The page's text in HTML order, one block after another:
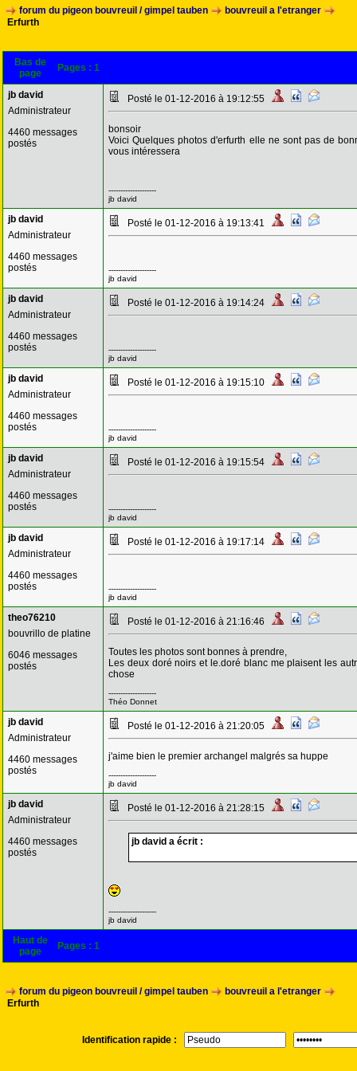
forum du pigeon bouvreuil / gimpel tauben
bouvreuil a l'etranger
Erfurth
Bas de
page
Pages : 1
jb david
Administrateur
4460 messages
postés
Posté le 01-12-2016 à 19:12:55
bonsoir
Voici Quelques photos d'erfurth elle ne sont pas de
vous intéressera
--------------------
jb david
jb david
Administrateur
4460 messages
postés
Posté le 01-12-2016 à 19:13:41
--------------------
jb david
jb david
Administrateur
4460 messages
postés
Posté le 01-12-2016 à 19:14:24
--------------------
jb david
jb david
Administrateur
4460 messages
postés
Posté le 01-12-2016 à 19:15:10
--------------------
jb david
jb david
Administrateur
4460 messages
postés
Posté le 01-12-2016 à 19:15:54
--------------------
jb david
jb david
Administrateur
4460 messages
postés
Posté le 01-12-2016 à 19:17:14
--------------------
jb david
theo76210
bouvrillo de platine
6046 messages
postés
Posté le 01-12-2016 à 21:16:46
Toutes les photos sont bonnes à prendre,
Les deux doré noirs et le.doré blanc me plaisent les
chose
--------------------
Théo Donnet
jb david
Administrateur
4460 messages
postés
Posté le 01-12-2016 à 21:20:05
j'aime bien le premier archangel malgrés sa huppe
--------------------
jb david
jb david
Administrateur
4460 messages
postés
Posté le 01-12-2016 à 21:28:15
jb david a écrit :
--------------------
jb david
Haut de
page
Pages : 1
forum du pigeon bouvreuil / gimpel tauben
bouvreuil a l'etranger
Erfurth
Identification rapide :